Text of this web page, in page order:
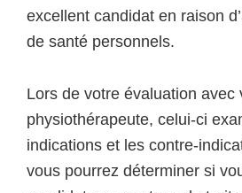
excellent candidat en raison
de santé personnels.
Lors de votre évaluation avec
physiothérapeute, celui-ci
indications et les contre-
vous pourrez déterminer si